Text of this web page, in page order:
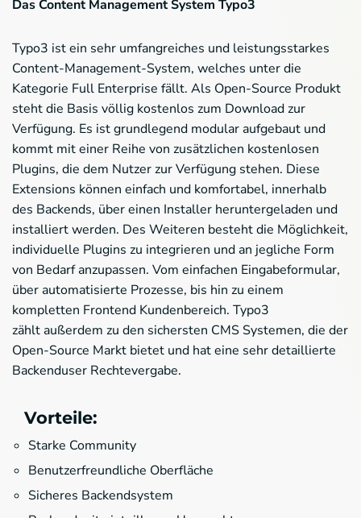
Das Content Management System Typo3
Typo3 ist ein sehr umfangreiches und leistungsstarkes
Content-Management-System, welches unter die
Kategorie Full Enterprise fällt. Als Open-Source Produkt
steht die Basis völlig kostenlos zum Download zur
Verfügung. Es ist grundlegend modular aufgebaut und
kommt mit einer Reihe von zusätzlichen kostenlosen
Plugins, die dem Nutzer zur Verfügung stehen. Diese
Extensions können einfach und komfortabel, innerhalb
des Backends, über einen Installer heruntergeladen und
installiert werden. Des Weiteren besteht die Möglichkeit,
individuelle Plugins zu integrieren und an jegliche Form
von Bedarf anzupassen. Vom einfachen Eingabeformular,
über automatisierte Prozesse, bis hin zu einem
kompletten Frontend Kundenbereich. Typo3
zählt außerdem zu den sichersten CMS Systemen, die der
Open-Source Markt bietet und hat eine sehr detaillierte
Backenduser Rechtevergabe.
Vorteile:
Starke Community
Benutzerfreundliche Oberfläche
Sicheres Backendsystem